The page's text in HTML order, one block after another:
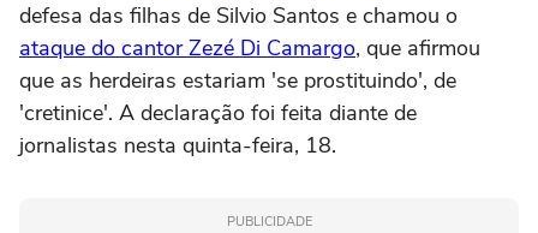
defesa das filhas de Silvio Santos e chamou o
ataque do cantor Zezé Di Camargo, que afirmou
que as herdeiras estariam 'se prostituindo', de
'cretinice'. A declaração foi feita diante de
jornalistas nesta quinta-feira, 18.
PUBLICIDADE